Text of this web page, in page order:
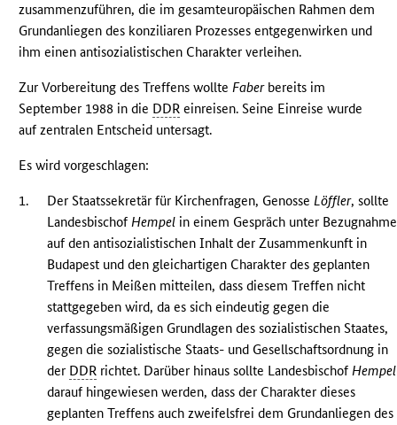
zusammenzuführen, die im gesamteuropäischen Rahmen dem
Grundanliegen des konziliaren Prozesses entgegenwirken und
ihm einen antisozialistischen Charakter verleihen.
Zur Vorbereitung des Treffens wollteFaberbereits im
September 1988 in die DDR einreisen. Seine Einreise wurde
auf zentralen Entscheid untersagt.
Es wird vorgeschlagen:
1. Der Staatssekretär für Kirchenfragen, GenosseLöffler, sollte
LandesbischofHempel in einem Gespräch unter Bezugnahme
auf den antisozialistischen Inhalt der Zusammenkunft in
Budapest und den gleichartigen Charakter des geplanten
Treffens in Meißen mitteilen, dass diesem Treffen nicht
stattgegeben wird, da es sich eindeutig gegen die
verfassungsmäßigen Grundlagen des sozialistischen Staates,
gegen die sozialistische Staats- und Gesellschaftsordnung in
der DDR richtet. Darüber hinaus sollte LandesbischofHempel
darauf hingewiesen werden, dass der Charakter dieses
geplanten Treffens auch zweifelsfrei dem Grundanliegen des